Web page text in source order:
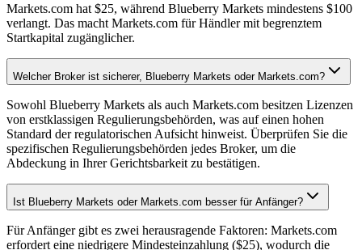
Markets.com hat $25, während Blueberry Markets mindestens $100
verlangt. Das macht Markets.com für Händler mit begrenztem
Startkapital zugänglicher.
Welcher Broker ist sicherer, Blueberry Markets oder Markets.com?
Sowohl Blueberry Markets als auch Markets.com besitzen Lizenzen
von erstklassigen Regulierungsbehörden, was auf einen hohen
Standard der regulatorischen Aufsicht hinweist. Überprüfen Sie die
spezifischen Regulierungsbehörden jedes Broker, um die
Abdeckung in Ihrer Gerichtsbarkeit zu bestätigen.
Ist Blueberry Markets oder Markets.com besser für Anfänger?
Für Anfänger gibt es zwei herausragende Faktoren: Markets.com
erfordert eine niedrigere Mindesteinzahlung ($25), wodurch die